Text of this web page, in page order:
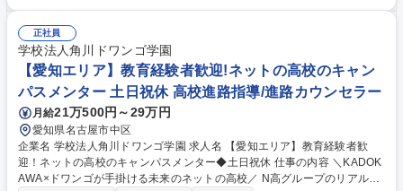
保護者様との関係作り・進路指導・進路／教務事務 ■学校運営にかかる業
務全般 ・分掌担当職員のサポート・学校行事の運営 ※仕事の変更範囲：
当社業務全般 募集職種 愛知【学校生活サポート/ネットの高校でのメンタ
正社員
学校法人角川ドワンゴ学園
【愛知エリア】教育経験者歓迎!ネットの高校のキャン
パスメンター 土日祝休 高校進路指導/進路カウンセラー
月給21万500円～29万円
愛知県名古屋市中区
企業名 学校法人角川ドワンゴ学園 求人名 【愛知エリア】教育経験者歓
迎！ネットの高校のキャンパスメンター◆土日祝休 仕事の内容 ＼KADOK
AWA×ドワンゴが手掛ける未来のネットの高校／ N高グループのリアルキ